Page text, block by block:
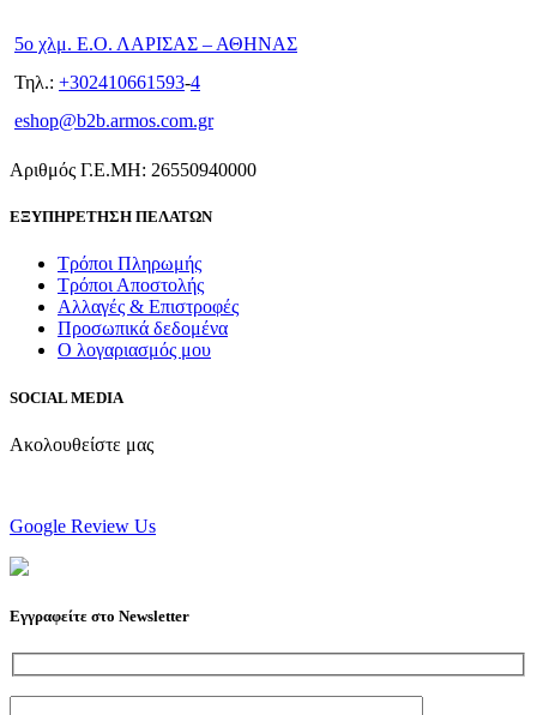
5ο χλμ. Ε.Ο. ΛΑΡΙΣΑΣ – ΑΘΗΝΑΣ
Τηλ.: +302410661593-4
eshop@b2b.armos.com.gr
Αριθμός Γ.Ε.ΜΗ: 26550940000
ΕΞΥΠΗΡΕΤΗΣΗ ΠΕΛΑΤΩΝ
Τρόποι Πληρωμής
Τρόποι Αποστολής
Αλλαγές & Επιστροφές
Προσωπικά δεδομένα
Ο λογαριασμός μου
SOCIAL MEDIA
Ακολουθείστε μας
Google Review Us
Εγγραφείτε στο Newsletter